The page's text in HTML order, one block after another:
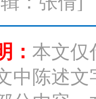
： 本文仅
中陈述